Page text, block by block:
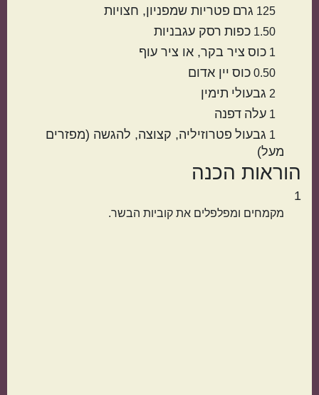
125 גרם פטריות שמפניון חצויות
1.50 כפות רסק עגבניות
1 כוס ציר בקר או ציר עוף
0.50 כוס יין אדום
2 גבעולי תימין
1 עלה דפנה
1 גבעול פטרוזיליה קצוצה, להגשה (מפזרים
מעל)
הוראות הכנה
1
מקמחים ומפלפלים את קוביות הבשר.
אמריקאי